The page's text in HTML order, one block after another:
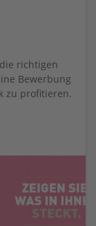
richtigen
Bewerbung
zu profitieren.